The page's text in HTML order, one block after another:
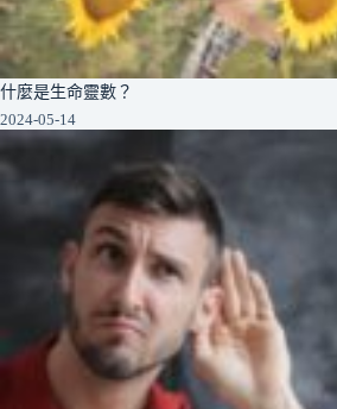
什麼是生命靈數？
2024-05-14